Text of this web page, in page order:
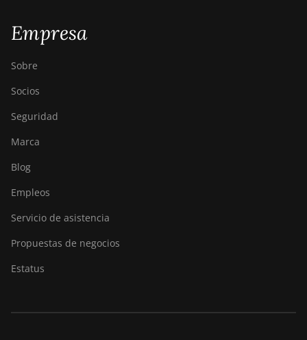
Empresa
Sobre
Socios
Seguridad
Marca
Blog
Empleos
Servicio de asistencia
Propuestas de negocios
Estatus